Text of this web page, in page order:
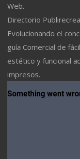
Web.
Directorio
Evolucionando el
guía Comercial de
estético y funcional
impresos.